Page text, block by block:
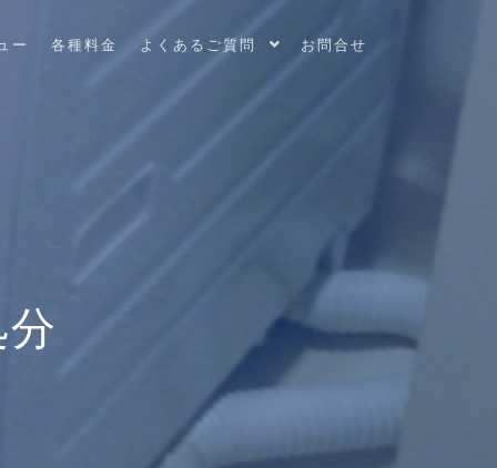
ー 各種料金 よくあるご質問 お問合せ